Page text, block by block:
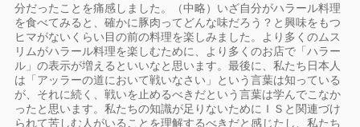
分だったことを痛感しました。（中略）いざ自分がハラール料理
を食べてみると、確かに豚肉ってどんな味だろう？と興味をもつ
ヒマがないくらい目の前の料理を楽しみました。より多くのムス
リムがハラール料理を楽しむために、より多くのお店で「ハラー
ル」の表示が増えるといいなと思います。最後に、私たち日本人
は「アッラーの道において戦いなさい」という言葉は知っている
が、それに続く、戦いを止めるべきだという言葉は学んでこなか
ったと思います。私たちの知識が足りないためにＩＳと関連づけ
られて苦しむ人がいることを理解するべきだと感じたし、私たち